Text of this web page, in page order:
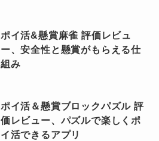
ポイ活&懸賞麻雀 評価レビュ
ー、安全性と懸賞がもらえる仕
組み
ポイ活＆懸賞ブロックパズル 評
価レビュー、パズルで楽しくポ
イ活できるアプリ